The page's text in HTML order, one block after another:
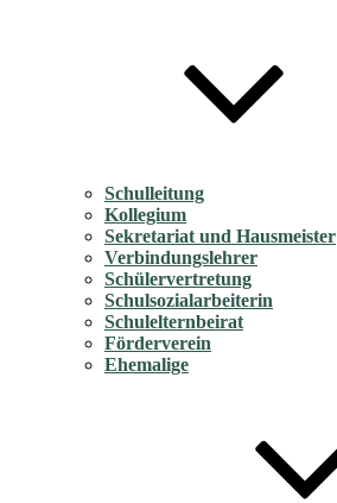
Schulleitung
Kollegium
Sekretariat und Hausmeister
Verbindungslehrer
Schülervertretung
Schulsozialarbeiterin
Schulelternbeirat
Förderverein
Ehemalige